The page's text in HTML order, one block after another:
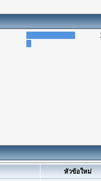
หัวข้อใหม่